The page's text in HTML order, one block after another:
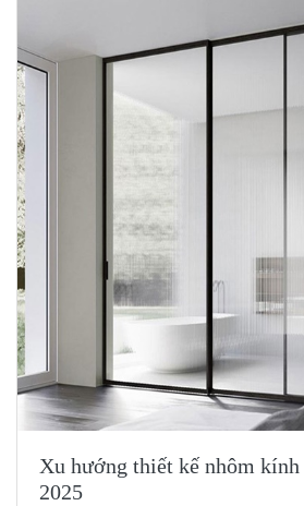
Xu hướng thiết kế nhôm
2025